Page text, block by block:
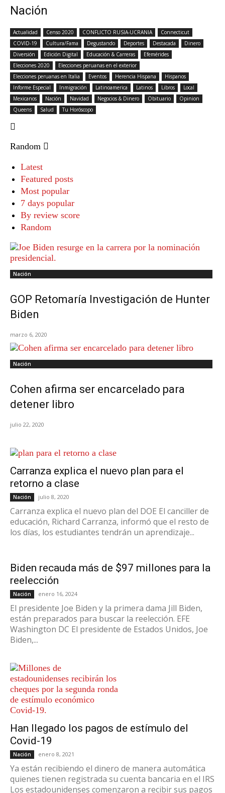
Nación
Actualidad Censo 2020 CONFLICTO RUSIA-UCRANIA
Connecticut
COVID-19
Cultura/Fama Degustando Deportes Destacada
Dinero
Diversión
Edición Digital Educación & Carreras
Efemérides
Elecciones 2020
Elecciones peruanas en el exterior
Elecciones peruanas en Italia
Eventos Herencia Hispana
Hispanos
Informe Especial
Inmigración Latinoamerica Latinos Libros
Local
Mexicanos
Nación Navidad Negocios & Dinero Obituario
Opinion
Queens
Salud Tu Horóscopo
Random
Latest
Featured posts
Most popular
7 days popular
By review score
Random
Nación
GOP Retomaría Investigación de Hunter
Biden
marzo 6, 2020
Nación
Cohen afirma ser encarcelado para
detener libro
julio 22, 2020
Carranza explica el nuevo plan para el
retorno a clase
Nación julio 8, 2020
Carranza explica el nuevo plan del DOE El canciller de
educación, Richard Carranza, informó que el resto de
los días, los estudiantes tendrán un aprendizaje...
Biden recauda más de $97 millones para la
reelección
Nación enero 16, 2024
El presidente Joe Biden y la primera dama Jill Biden,
están preparados para buscar la reelección. EFE
Washington DC El presidente de Estados Unidos, Joe
Biden,...
Han llegado los pagos de estímulo del
Covid-19
Nación enero 8, 2021
Ya están recibiendo el dinero de manera automática
quienes tienen registrada su cuenta bancaria en el IRS
Los estadounidenses comenzaron a recibir sus pagos